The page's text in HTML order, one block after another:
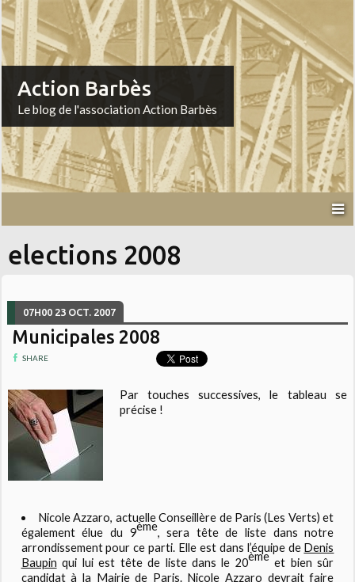
Action Barbès
Le blog de l'association Action Barbès
elections 2008
07H00 23 OCT. 2007
Municipales 2008
SHARE
Par touches successives, le tableau se
précise !
Nicole Azzaro, actuelle Conseillère de Paris (Les Verts) et
également élue du 9ème, sera tête de liste dans notre
arrondissement pour ce parti. Elle est dans l’équipe de Denis
Baupin qui lui est tête de liste dans le 20ème et bien sûr
candidat à la Mairie de Paris. Nicole Azzaro devrait faire